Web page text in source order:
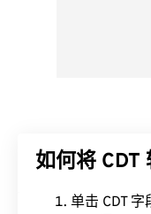
如何将 CDT
单击 CDT